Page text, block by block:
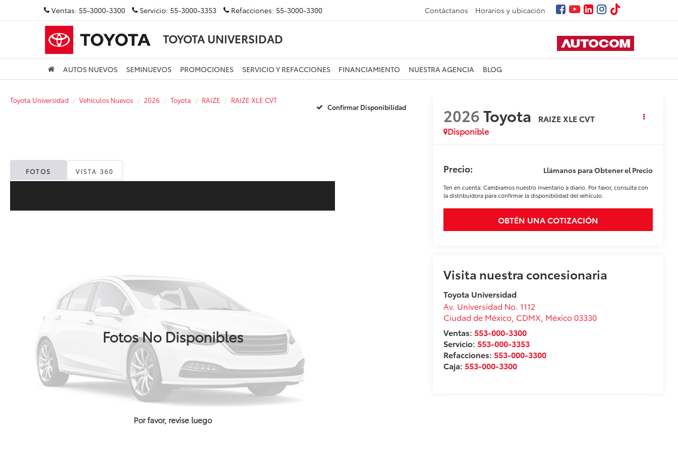
Ventas: 55-3000-3300 Servicio: 55-3000-3353 Refacciones: 55-3000-3300 Contáctanos Horarios y ubicación
TOYOTA UNIVERSIDAD
AUTOS NUEVOS SEMINUEVOS PROMOCIONES SERVICIO Y REFACCIONES FINANCIAMIENTO NUESTRA AGENCIA BLOG
Toyota Universidad Vehículos Nuevos 2026 Toyota RAIZE RAIZE XLE CVT
Confirmar Disponibilidad
FOTOS VISTA 360
Fotos No Disponibles
Por favor, revise luego
2026Toyota
RAIZE XLE CVT
Disponible
Precio: Llámanos para Obtener el Precio
Ten en cuenta: Cambiamos nuestro inventario a diario. Por favor, consulta con
la distribuidora para confirmar la disponibilidad del vehículo.
OBTÉN UNA COTIZACIÓN
Visita nuestra concesionaria
Toyota Universidad
Av. Universidad No. 1112
Ciudad de México CDMX , México 03330
Ventas:553-000-3300
Servicio:553-000-3353
Refacciones:553-000-3300
Caja:553-000-3300